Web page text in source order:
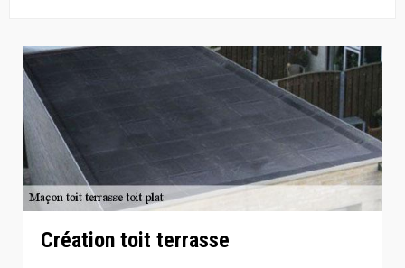
Création toit terrasse